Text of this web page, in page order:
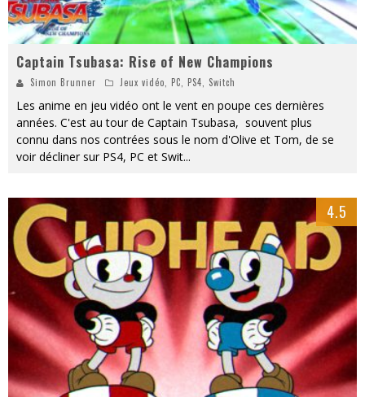
Captain Tsubasa: Rise of New Champions
Simon Brunner Jeux vidéo PC PS4 Switch
Les anime en jeu vidéo ont le vent en poupe ces dernières
années. C'est au tour de Captain Tsubasa, souvent plus
connu dans nos contrées sous le nom d'Olive et Tom, de se
voir décliner sur PS4, PC et Swit...
4.5